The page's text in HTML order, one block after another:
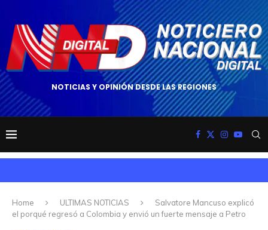
NOTICIAS Y OPINIÓN DESDE LAS REGIONES
Home ULTIMAS NOTICIAS
Salvatore Mancuso explicó
el porqué regresó a Colombia y envió un fuerte mensaje a Petro